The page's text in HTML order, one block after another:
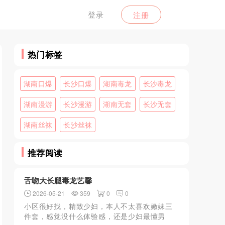
登录 注册
热门标签
湖南口爆 长沙口爆 湖南毒龙 长沙毒龙
湖南漫游 长沙漫游 湖南无套 长沙无套
湖南丝袜 长沙丝袜
推荐阅读
舌吻大长腿毒龙艺馨
2026-05-21 359 0 0
小区很好找，精致少妇，本人不太喜欢嫩妹三
件套，感觉没什么体验感，还是少妇最懂男